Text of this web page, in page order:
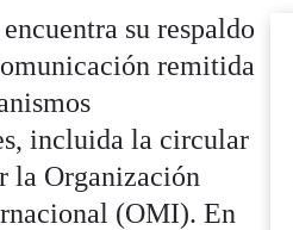
su respaldo
remitida
incluida la circular
la Organización
(OMI). En